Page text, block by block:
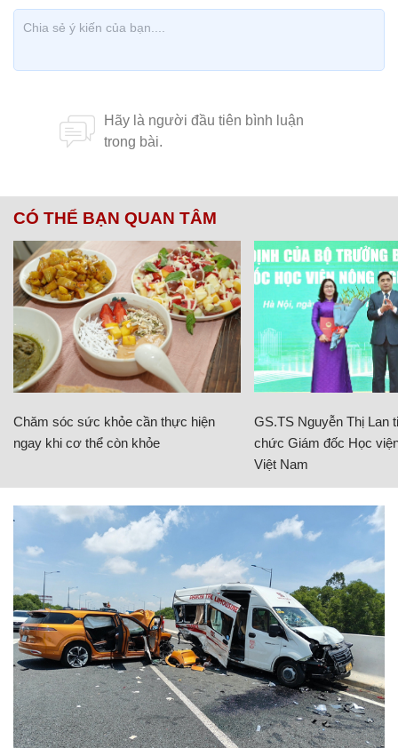
CÓ THỂ BẠN QUAN TÂM
Chăm sóc sức khỏe cần thực hiện
ngay khi cơ thể còn khỏe
GS.TS Nguyễn Thị Lan
chức Giám đốc Học
Việt Nam